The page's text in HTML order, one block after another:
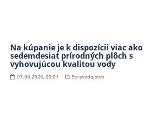
Na kúpanie je k dispozícii viac ako
sedemdesiat prírodných plôch s
vyhovujúcou kvalitou vody
07.08.2026, 00:01 Spravodajstvo